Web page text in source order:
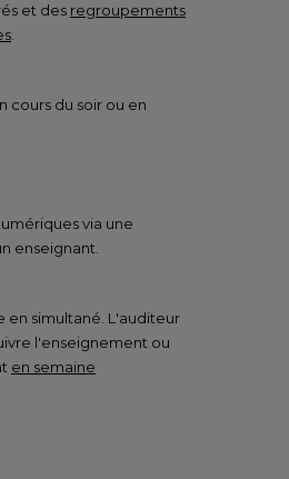
et des regroupements
cours du soir ou en
via une
enseignant.
simultané. L'auditeur
l'enseignement ou
en semaine